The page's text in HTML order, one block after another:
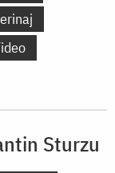
Sturzu